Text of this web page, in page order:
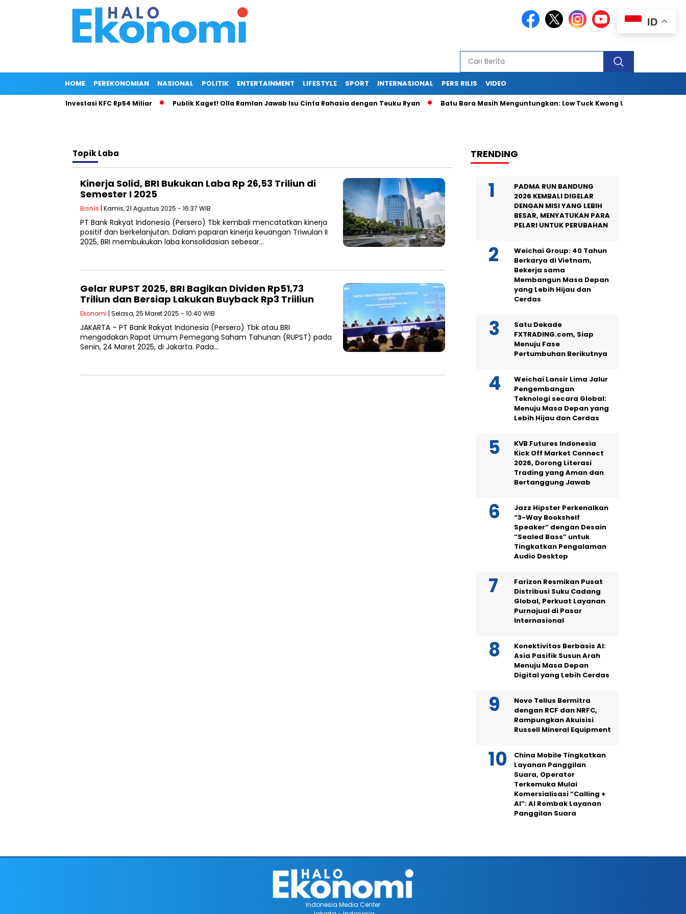
HOME PEREKONOMIAN NASIONAL POLITIK ENTERTAINMENT LIFESTYLE SPORT INTERNASIONAL PERS RILIS VIDEO
Gila di Balik Investasi KFC Rp54 Miliar Publik Kaget! Olla Ramlan Jawab Isu Cinta Rahasia dengan Teuku Ryan Batu Bara Masih Menguntungkan: Low Tuck Kwong Ungguli Hartono
TopikLaba
Kinerja Solid, BRI Bukukan Laba Rp 26,53 Triliun di
Semester I 2025
Bisnìs | Kamis, 21 Agustus 2025 - 16:37 WIB
PT Bank Rakyat Indonesia (Persero) Tbk kembali mencatatkan kinerja
positif dan berkelanjutan. Dalam paparan kinerja keuangan Triwulan II
2025, BRI membukukan laba konsolidasian sebesar…
Gelar RUPST 2025, BRI Bagikan Dividen Rp51,73
Triliun dan Bersiap Lakukan Buyback Rp3 Triiliun
Ekonomi | Selasa, 25 Maret 2025 - 10:40 WIB
JAKARTA – PT Bank Rakyat Indonesia (Persero) Tbk atau BRI
mengadakan Rapat Umum Pemegang Saham Tahunan (RUPST) pada
Senin, 24 Maret 2025, di Jakarta. Pada…
TRENDING
PADMA RUN BANDUNG
2026 KEMBALI DIGELAR
DENGAN MISI YANG LEBIH
BESAR, MENYATUKAN PARA
PELARI UNTUK PERUBAHAN
Weichai Group: 40 Tahun
Berkarya di Vietnam,
Bekerja sama
Membangun Masa Depan
yang Lebih Hijau dan
Cerdas
Satu Dekade
FXTRADING.com, Siap
Menuju Fase
Pertumbuhan Berikutnya
Weichai Lansir Lima Jalur
Pengembangan
Teknologi secara Global:
Menuju Masa Depan yang
Lebih Hijau dan Cerdas
KVB Futures Indonesia
Kick Off Market Connect
2026, Dorong Literasi
Trading yang Aman dan
Bertanggung Jawab
Jazz Hipster Perkenalkan
“3-Way Bookshelf
Speaker” dengan Desain
“Sealed Bass” untuk
Tingkatkan Pengalaman
Audio Desktop
Farizon Resmikan Pusat
Distribusi Suku Cadang
Global, Perkuat Layanan
Purnajual di Pasar
Internasional
Konektivitas Berbasis AI:
Asia Pasifik Susun Arah
Menuju Masa Depan
Digital yang Lebih Cerdas
Novo Tellus Bermitra
dengan RCF dan NRFC,
Rampungkan Akuisisi
Russell Mineral Equipment
China Mobile Tingkatkan
Layanan Panggilan
Suara, Operator
Terkemuka Mulai
Komersialisasi “Calling +
AI”: AI Rombak Layanan
Panggilan Suara
ID
Indonesia Media Center